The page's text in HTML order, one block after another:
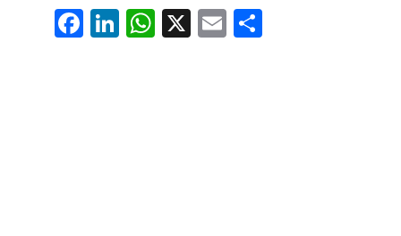
Fa
ce
Li
nk
W
ha
X E
m
Pa
rt